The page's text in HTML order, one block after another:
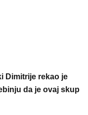
Dimitrije rekao je
da je ovaj skup